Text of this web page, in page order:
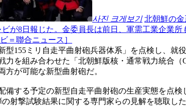
사진 크게보기 北朝鮮の
が8日報じた。金委員長は前日、軍需工業企業
＝聯合ニュース］
155ミリ自走平曲射砲兵器体系」を点検し、就
を組み合わせた「北朝鮮版核・通常戦力統合
が可能な新型曲射砲だ。
する予定の新型自走平曲射砲の生産実態を点
射撃試験結果に関する専門家らの見解を聴取し